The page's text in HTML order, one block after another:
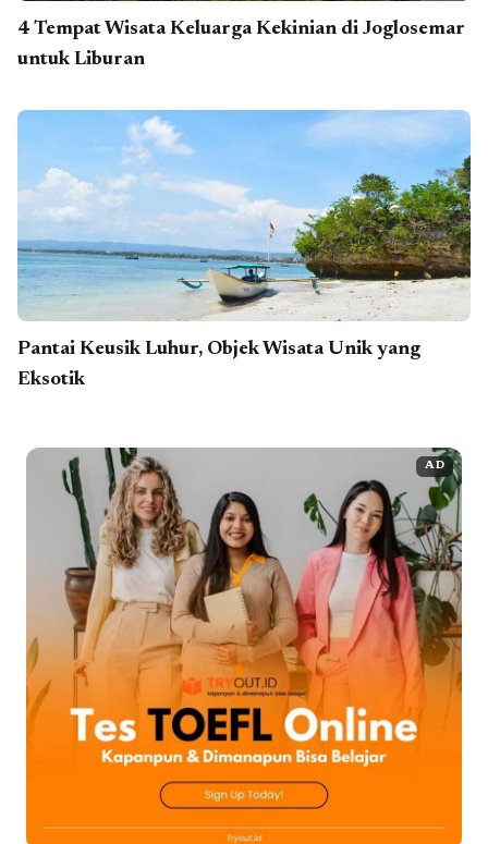
4 Tempat Wisata Keluarga Kekinian di Joglosemar
untuk Liburan
Pantai Keusik Luhur, Objek Wisata Unik yang
Eksotik
AD